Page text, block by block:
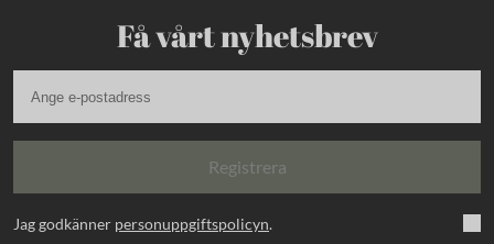
Få vårt nyhetsbrev
Registrera
Jag godkänner personuppgiftspolicyn.